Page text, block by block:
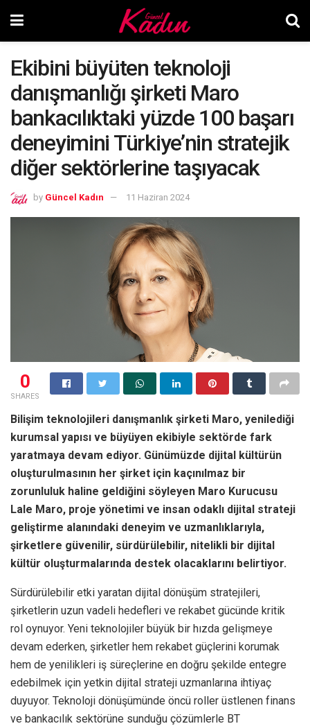
Ekibini büyüten teknoloji
danışmanlığı şirketi Maro
bankacılıktaki yüzde 100 başarı
deneyimini Türkiye’nin stratejik
diğer sektörlerine taşıyacak
by Güncel Kadın 11 Haziran 2024
0
SHARES
Bilişim teknolojileri danışmanlık şirketi Maro, yenilediği
kurumsal yapısı ve büyüyen ekibiyle sektörde fark
yaratmaya devam ediyor. Günümüzde dijital kültürün
oluşturulmasının her şirket için kaçınılmaz bir
zorunluluk haline geldiğini söyleyen Maro Kurucusu
Lale Maro, proje yönetimi ve insan odaklı dijital strateji
geliştirme alanındaki deneyim ve uzmanlıklarıyla,
şirketlere güvenilir, sürdürülebilir, nitelikli bir dijital
kültür oluşturmalarında destek olacaklarını belirtiyor.
Sürdürülebilir etki yaratan dijital dönüşüm stratejileri,
şirketlerin uzun vadeli hedefleri ve rekabet gücünde kritik
rol oynuyor. Yeni teknolojiler büyük bir hızda gelişmeye
devam ederken, şirketler hem rekabet güçlerini korumak
hem de yenilikleri iş süreçlerine en doğru şekilde entegre
edebilmek için yetkin dijital strateji uzmanlarına ihtiyaç
duyuyor. Teknoloji dönüşümünde öncü roller üstlenen finans
ve bankacılık sektörüne sunduğu çözümlerle BT